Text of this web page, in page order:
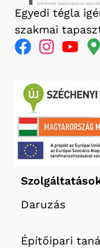
Egyedi tégla
szakmai
Daruzás
Építőipari